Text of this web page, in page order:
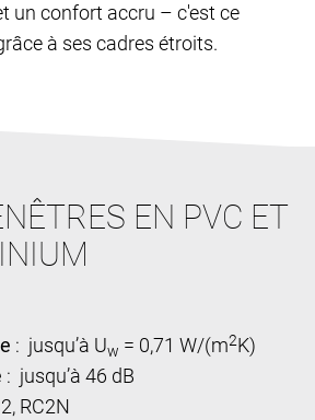
un confort accru – c'est ce
à ses cadres étroits.
EN PVC ET
: jusqu’à Uw = 0,71 W/(m2K)
: jusqu’à 46 dB
RC2N